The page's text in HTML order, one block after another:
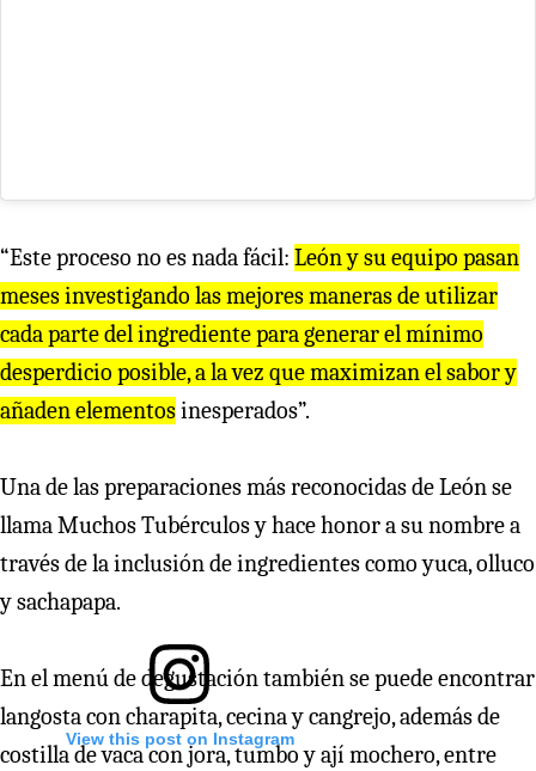
View this post on Instagram
“Este proceso no es nada fácil: León y su equipo pasan
meses investigando las mejores maneras de utilizar
cada parte del ingrediente para generar el mínimo
desperdicio posible, a la vez que maximizan el sabor y
añaden elementosinesperados”.
Una de las preparaciones más reconocidas de León se
llama Muchos Tubérculos y hace honor a su nombre a
través de la inclusión de ingredientes como yuca, olluco
y sachapapa.
En el menú de degustación también se puede encontrar
langosta con charapita, cecina y cangrejo, además de
costilla de vaca con jora, tumbo y ají mochero, entre